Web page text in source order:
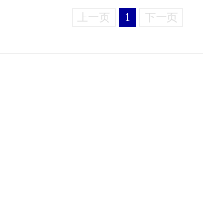
上一页 1 下一页